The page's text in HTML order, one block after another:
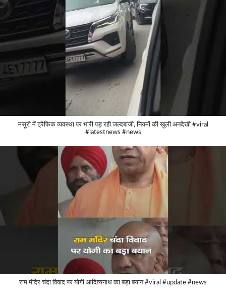
मसूरी में ट्रैफिक व्यवस्था पर भारी पड़ रही जल्दबाजी, नियमों की खुली अनदेखी #viral
#latestnews #news
राम मंदिर चंदा विवाद पर योगी आदित्यनाथ का बड़ा बयान #viral #update #news